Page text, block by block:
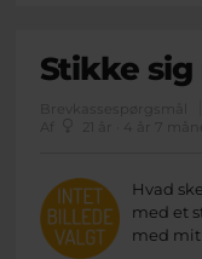
Stikke
Brevkassespørgsmål
Af
21 år · 4 år 7
Hvad
med et
med mit